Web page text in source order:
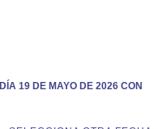
19 DE MAYO DE 2026 CON